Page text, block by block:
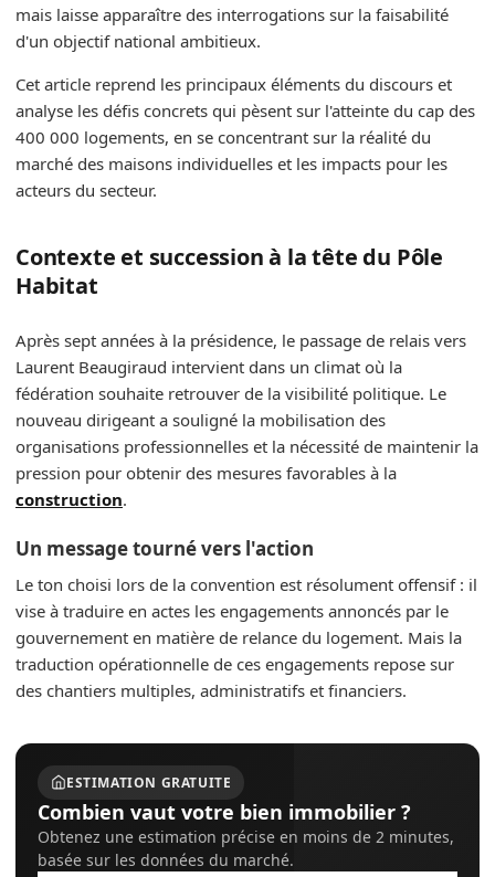
mais laisse apparaître des interrogations sur la faisabilité
d'un objectif national ambitieux.
Cet article reprend les principaux éléments du discours et
analyse les défis concrets qui pèsent sur l'atteinte du cap des
400 000 logements, en se concentrant sur la réalité du
marché des maisons individuelles et les impacts pour les
acteurs du secteur.
Contexte et succession à la tête du Pôle
Habitat
Après sept années à la présidence, le passage de relais vers
Laurent Beaugiraud intervient dans un climat où la
fédération souhaite retrouver de la visibilité politique. Le
nouveau dirigeant a souligné la mobilisation des
organisations professionnelles et la nécessité de maintenir la
pression pour obtenir des mesures favorables à la
construction.
Un message tourné vers l'action
Le ton choisi lors de la convention est résolument offensif : il
vise à traduire en actes les engagements annoncés par le
gouvernement en matière de relance du logement. Mais la
traduction opérationnelle de ces engagements repose sur
des chantiers multiples, administratifs et financiers.
ESTIMATION GRATUITE
Combien vaut votre bien immobilier ?
Obtenez une estimation précise en moins de 2 minutes,
basée sur les données du marché.